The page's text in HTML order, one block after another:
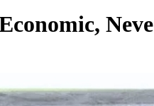
Neve